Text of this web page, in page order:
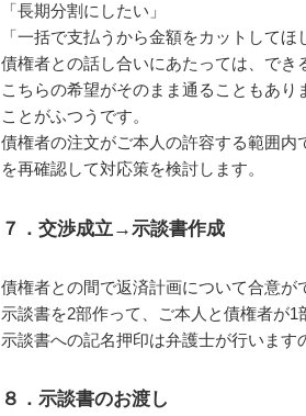
「長期分割にしたい」
「一括で支払うから金額をカットしてほ
債権者との話し合いにあたっては、でき
こちらの希望がそのまま通ることもあ
ことがふつうです。
債権者の注文がご本人の許容する範囲
を再確認して対応策を検討します。
７．交渉成立→示談書作成
債権者との間で返済計画について合意が
示談書を2部作って、ご本人と債権者が1
示談書への記名押印は弁護士が行います
８．示談書のお渡し